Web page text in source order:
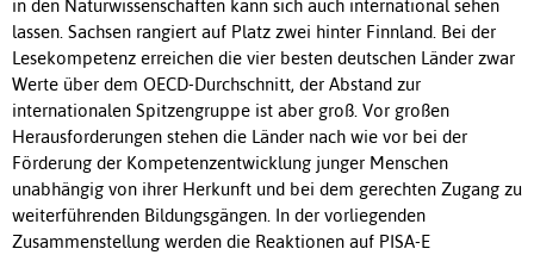
in den Naturwissenschaften kann sich auch international sehen
lassen. Sachsen rangiert auf Platz zwei hinter Finnland. Bei der
Lesekompetenz erreichen die vier besten deutschen Länder zwar
Werte über dem OECD-Durchschnitt, der Abstand zur
internationalen Spitzengruppe ist aber groß. Vor großen
Herausforderungen stehen die Länder nach wie vor bei der
Förderung der Kompetenzentwicklung junger Menschen
unabhängig von ihrer Herkunft und bei dem gerechten Zugang zu
weiterführenden Bildungsgängen. In der vorliegenden
Zusammenstellung werden die Reaktionen auf PISA-E